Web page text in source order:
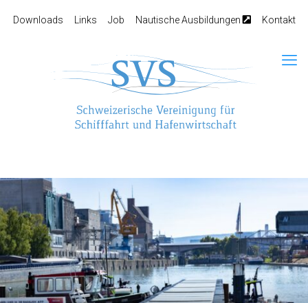
Downloads Links Job Nautische Ausbildungen Kontakt